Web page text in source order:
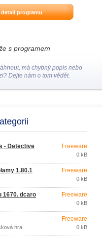
detail programu
s programem
má chybný popis nebo
Dejte nám o tom vědět.
- Detective
Freeware
0 kB
1.80.1 Freeware
0 kB
1670. dcaro Freeware
0 kB
hra
Freeware
0 kB